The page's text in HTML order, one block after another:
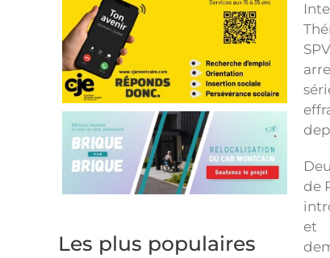
de
et
Les plus populaires